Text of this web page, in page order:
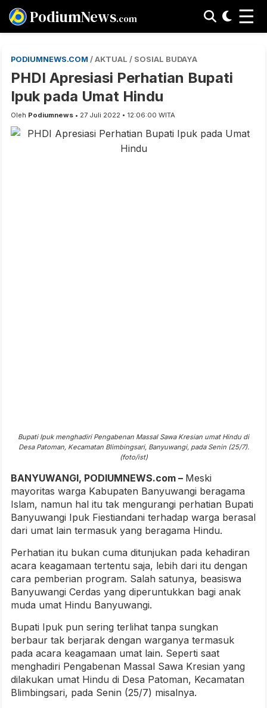
PodiumNews.com ☰
PODIUMNEWS.COM / AKTUAL / SOSIAL BUDAYA
PHDI Apresiasi Perhatian Bupati
Ipuk pada Umat Hindu
Oleh Podiumnews • 27 Juli 2022 • 12:06:00 WITA
Bupati Ipuk menghadiri Pengabenan Massal Sawa Kresian umat Hindu di
Desa Patoman, Kecamatan Blimbingsari, Banyuwangi, pada Senin (25/7).
(foto/ist)
BANYUWANGI, PODIUMNEWS.com – Meski
mayoritas warga Kabupaten Banyuwangi beragama
Islam, namun hal itu tak mengurangi perhatian Bupati
Banyuwangi Ipuk Fiestiandani terhadap warga berasal
dari umat lain termasuk yang beragama Hindu.
Perhatian itu bukan cuma ditunjukan pada kehadiran
acara keagamaan tertentu saja, lebih dari itu dengan
cara pemberian program. Salah satunya, beasiswa
Banyuwangi Cerdas yang diperuntukkan bagi anak
muda umat Hindu Banyuwangi.
Bupati Ipuk pun sering terlihat tanpa sungkan
berbaur tak berjarak dengan warganya termasuk
pada acara keagamaan umat lain. Seperti saat
menghadiri Pengabenan Massal Sawa Kresian yang
dilakukan umat Hindu di Desa Patoman, Kecamatan
Blimbingsari, pada Senin (25/7) misalnya.